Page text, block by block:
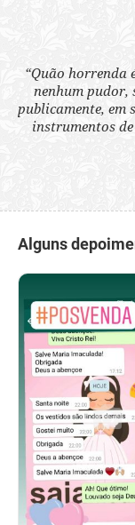
“Quão horrenda
nenhum pudor,
publicamente, em
instrumentos
Alguns